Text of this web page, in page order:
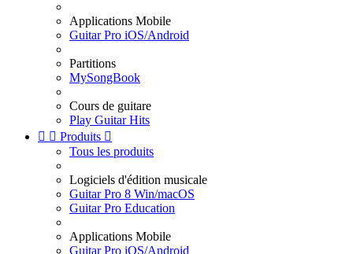
Applications Mobile
Guitar Pro iOS/Android
Partitions
MySongBook
Cours de guitare
Play Guitar Hits
  Produits 
Tous les produits
Logiciels d'édition musicale
Guitar Pro 8 Win/macOS
Guitar Pro Education
Applications Mobile
Guitar Pro iOS/Android